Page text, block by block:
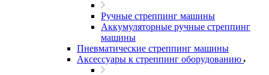
Ручные стреппинг машины
Аккумуляторные ручные стреппинг
машины
Пневматические стреппинг машины
Аксессуары к стреппинг оборудованию